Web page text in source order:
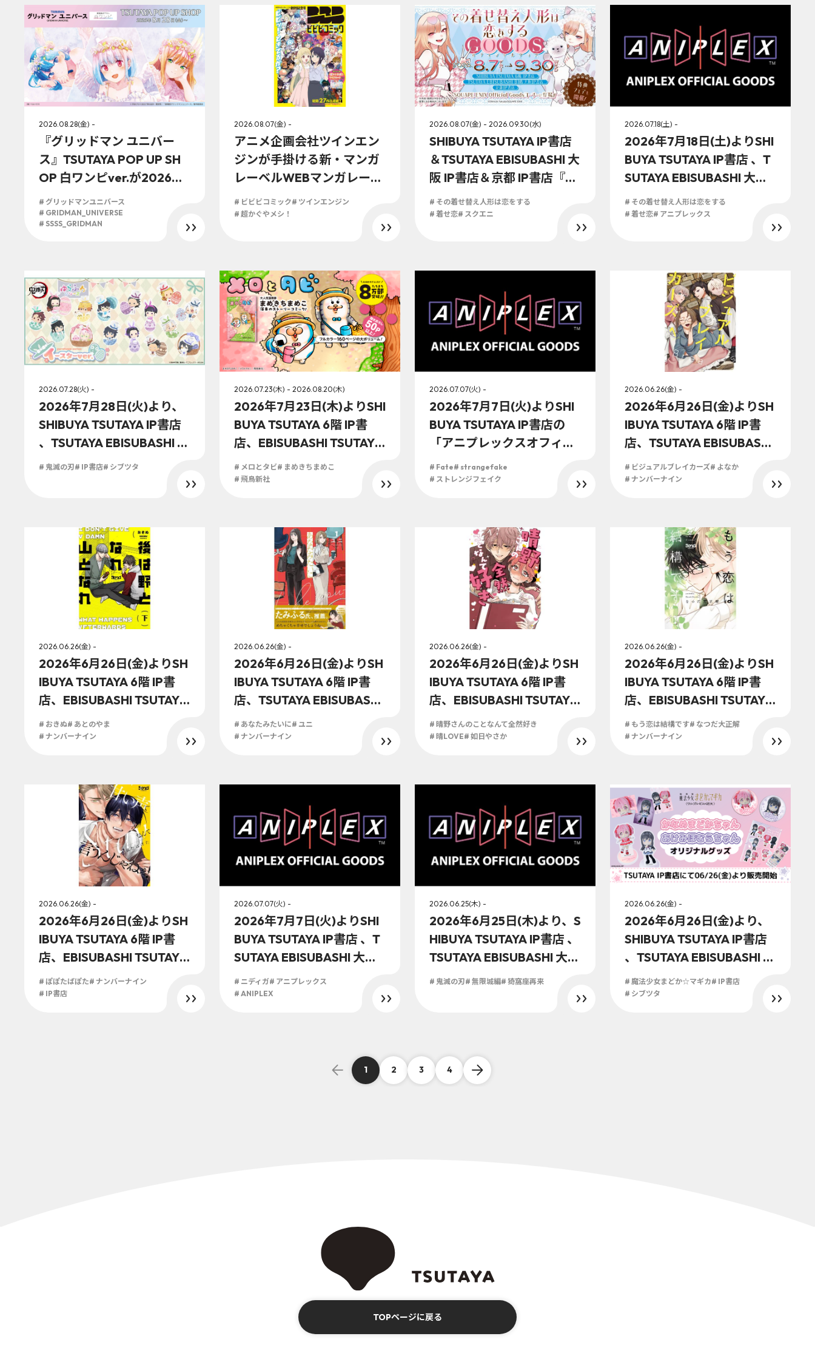
2026.08.28(金) -
『グリッドマン ユニバー
ス』TSUTAYA POP UP SH
OP 白ワンピver.が2026年
8月28日(金)より開催決
定！！ 白いワンピースをテ
ーマにした新規描き下ろし
# グリッドマンユニバース
# GRIDMAN_UNIVERSE
# SSSS_GRIDMAN
2026.08.07(金) -
アニメ企画会社ツインエン
ジンが手掛ける新・マンガ
レーベルWEBマンガレーベ
ル「ビビビコミック」創刊
を記念して、2026年8月7
ビビコミック創刊記念号」
購入者特典実施が決定！！
# ビビビコミック# ツインエンジン
# 超かぐやメシ！
2026.08.07(金) - 2026.09.30(水)
SHIBUYA TSUTAYA IP書店
＆TSUTAYA EBISUBASHI 大
阪 IP書店＆京都 IP書店『S
QUARE ENIX Official Good
sコーナー』にて2026年8
月7日(金)より「その着せ替
シャルグッズ販売開始！！
# その着せ替え人形は恋をする
# 着せ恋# スクエニ
2026.07.18(土) -
2026年7月18日(土)よりSHI
BUYA TSUTAYA IP書店 、T
SUTAYA EBISUBASHI 大阪 I
P書店、京都 IP書店の「ア
ニプレックスオフィシャル
ストア」にてTVアニメ『そ
る』の展開決定！！
# その着せ替え人形は恋をする
# 着せ恋# アニプレックス
2026.07.28(火) -
2026年7月28日(火)より、
SHIBUYA TSUTAYA IP書店
、TSUTAYA EBISUBASHI 大
阪 IP書店、京都 IP書店の
イースターver.が登場！
# 鬼滅の刃# IP書店# シブツタ
2026.07.23(木) - 2026.08.20(木)
2026年7月23日(木)よりSHI
BUYA TSUTAYA 6階 IP書
店、EBISUBASHI TSUTAYA
B1階 大阪 IP書店、京都 IP書
店にて『メロとタビ』購入
# メロとタビ# まめきちまめこ
# 飛鳥新社
2026.07.07(火) -
2026年7月7日(火)よりSHI
BUYA TSUTAYA IP書店の
「アニプレックスオフィシ
ャルストア」にてTVアニメ
『Fate/strange Fake』の
# Fate# strangefake
# ストレンジフェイク
2026.06.26(金) -
2026年6月26日(金)よりSH
IBUYA TSUTAYA 6階 IP書
店、TSUTAYA EBISUBASHI
B1階 大阪 IP書店にて『ビジ
ュアルブレイカーズ(1)』オ
# ビジュアルブレイカーズ# よなか
# ナンバーナイン
2026.06.26(金) -
2026年6月26日(金)よりSH
IBUYA TSUTAYA 6階 IP書
店、EBISUBASHI TSUTAYA
地下1階 大阪IP書店にて『後
は野となれ山となれ(下)』
# おきぬ# あとのやま
# ナンバーナイン
2026.06.26(金) -
2026年6月26日(金)よりSH
IBUYA TSUTAYA 6階 IP書
店、TSUTAYA EBISUBASHI
B1階 大阪 IP書店にて『あな
たみたいに(1)』オリジナル
# あなたみたいに# ユニ
# ナンバーナイン
2026.06.26(金) -
2026年6月26日(金)よりSH
IBUYA TSUTAYA 6階 IP書
店、EBISUBASHI TSUTAYA
地下1階 大阪 IP書店にて
『晴野さんのことなんて全
# 晴野さんのことなんて全然好き
# 晴LOVE# 如日やさか
2026.06.26(金) -
2026年6月26日(金)よりSH
IBUYA TSUTAYA 6階 IP書
店、EBISUBASHI TSUTAYA
B1階 大阪 IP書店にて『もう
恋は結構です(1)』オリジナ
# もう恋は結構です# なつだ大正解
# ナンバーナイン
2026.06.26(金) -
2026年6月26日(金)よりSH
IBUYA TSUTAYA 6階 IP書
店、EBISUBASHI TSUTAYA
B1階 大阪 IP書店にて『甘い
声でStayなんて言うんじゃ
# ぽぽたぱぽた# ナンバーナイン
# IP書店
2026.07.07(火) -
2026年7月7日(火)よりSHI
BUYA TSUTAYA IP書店 、T
SUTAYA EBISUBASHI 大阪 I
P書店、京都 IP書店の「ア
ニプレックスオフィシャル
# ニディガ# アニプレックス
# ANIPLEX
2026.06.25(木) -
2026年6月25日(木)より、S
HIBUYA TSUTAYA IP書店 、
TSUTAYA EBISUBASHI 大阪
IP書店、京都 IP書店の「ア
# 鬼滅の刃# 無限城編# 猗窩座再来
2026.06.26(金) -
2026年6月26日(金)より、
SHIBUYA TSUTAYA IP書店
、TSUTAYA EBISUBASHI 大
阪 IP書店、京都 IP書店の
「アニプレックスオフィシ
# 魔法少女まどか☆マギカ# IP書店
# シブツタ
1 2 3 4
TOPページに戻る